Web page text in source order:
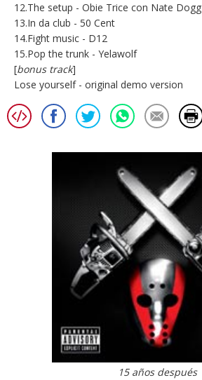
12.The setup - Obie Trice con Nate Dogg
13.In da club - 50 Cent
14.Fight music - D12
15.Pop the trunk - Yelawolf
[bonus track]
Lose yourself - original demo version
15 años después